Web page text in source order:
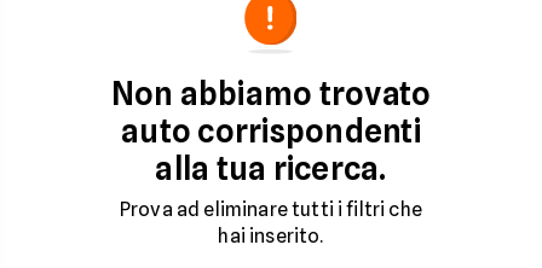
Mensile
Inclusi
Noleggio
Non abbiamo trovato
auto corrispondenti
alla tua ricerca.
Prova ad eliminare tutti i filtri che
hai inserito.